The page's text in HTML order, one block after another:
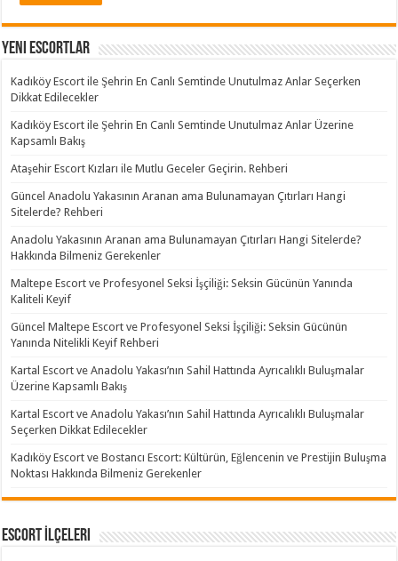
Yeni Escortlar
Kadıköy Escort ile Şehrin En Canlı Semtinde Unutulmaz Anlar Seçerken
Dikkat Edilecekler
Kadıköy Escort ile Şehrin En Canlı Semtinde Unutulmaz Anlar Üzerine
Kapsamlı Bakış
Ataşehir Escort Kızları ile Mutlu Geceler Geçirin. Rehberi
Güncel Anadolu Yakasının Aranan ama Bulunamayan Çıtırları Hangi
Sitelerde? Rehberi
Anadolu Yakasının Aranan ama Bulunamayan Çıtırları Hangi Sitelerde?
Hakkında Bilmeniz Gerekenler
Maltepe Escort ve Profesyonel Seksi İşçiliği: Seksin Gücünün Yanında
Kaliteli Keyif
Güncel Maltepe Escort ve Profesyonel Seksi İşçiliği: Seksin Gücünün
Yanında Nitelikli Keyif Rehberi
Kartal Escort ve Anadolu Yakası’nın Sahil Hattında Ayrıcalıklı Buluşmalar
Üzerine Kapsamlı Bakış
Kartal Escort ve Anadolu Yakası’nın Sahil Hattında Ayrıcalıklı Buluşmalar
Seçerken Dikkat Edilecekler
Kadıköy Escort ve Bostancı Escort: Kültürün, Eğlencenin ve Prestijin Buluşma
Noktası Hakkında Bilmeniz Gerekenler
Escort İlçeleri